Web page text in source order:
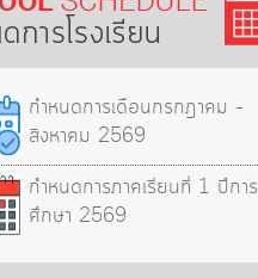
ดการโรงเรียน
กำหนดการเดือนกรกฎาคม –
สิงหาคม 2569
กำหนดการภาคเรียนที่ 1 ปีการ
ศึกษา 2569